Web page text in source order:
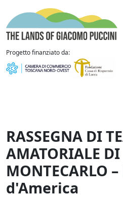
Vai al contenuto
Progetto finanziato da:
RASSEGNA DI
AMATORIALE DI
MONTECARLO
d'America